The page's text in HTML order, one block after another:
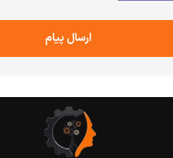
ارسال پیام